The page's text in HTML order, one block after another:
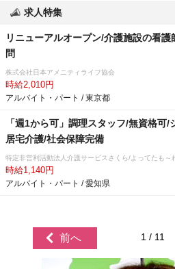
求人特集
リニューアルオープン/介護施設の看
問
株式会社日本アメニティライフ協会
時給2,010円
アルバイト・パート / 東京都
「週1から可」調理スタッフ/無資格可
居宅介護/社会保障完備
特定非営利活動法人介護サービスさくら/よってたも～
時給1,140円
アルバイト・パート / 愛知県
前へ 1 / 11